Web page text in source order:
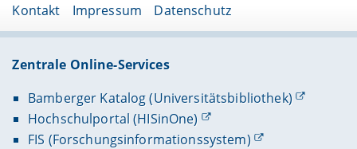
Kontakt Impressum Datenschutz
Zentrale Online-Services
Bamberger Katalog (Universitätsbibliothek)
Hochschulportal (HISinOne)
FIS (Forschungsinformationssystem)